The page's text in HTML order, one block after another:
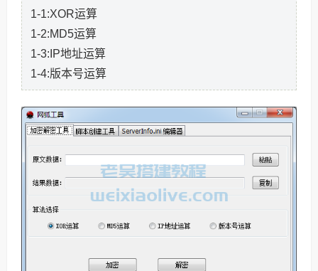
1-1:XOR运算
1-2:MD5运算
1-3:IP地址运算
1-4:版本号运算